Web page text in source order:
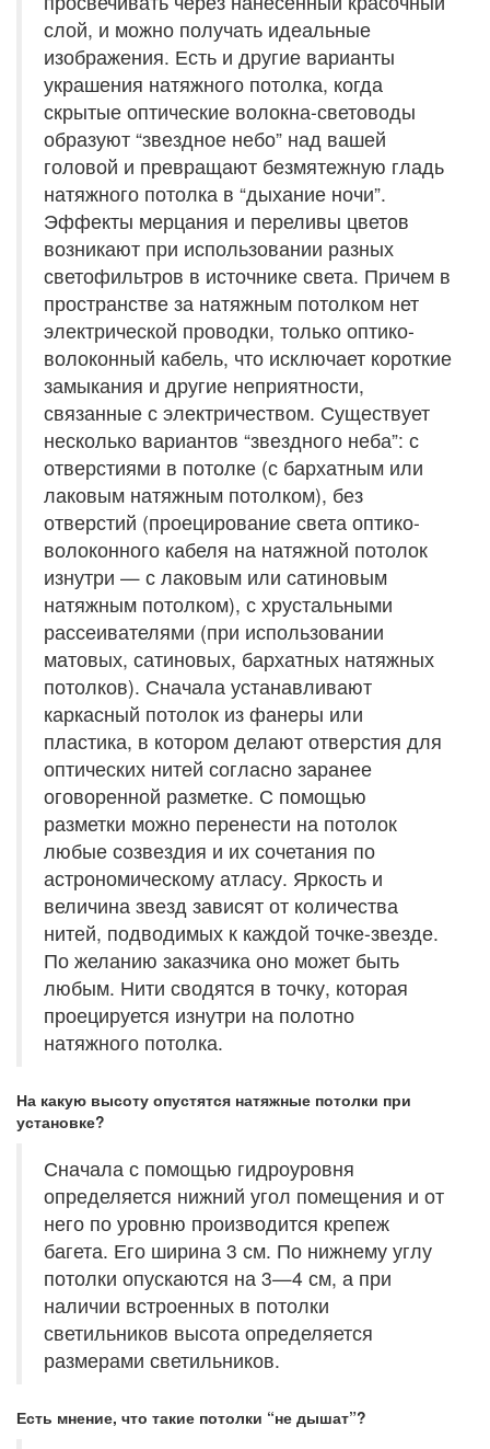
слой, и можно получать идеальные
изображения. Есть и другие варианты
украшения натяжного потолка, когда
скрытые оптические волокна-световоды
образуют “звездное небо” над вашей
головой и превращают безмятежную гладь
натяжного потолка в “дыхание ночи”.
Эффекты мерцания и переливы цветов
возникают при использовании разных
светофильтров в источнике света. Причем в
пространстве за натяжным потолком нет
электрической проводки, только оптико-
волоконный кабель, что исключает короткие
замыкания и другие неприятности,
связанные с электричеством. Существует
несколько вариантов “звездного неба”: с
отверстиями в потолке (с бархатным или
лаковым натяжным потолком), без
отверстий (проецирование света оптико-
волоконного кабеля на натяжной потолок
изнутри — с лаковым или сатиновым
натяжным потолком), с хрустальными
рассеивателями (при использовании
матовых, сатиновых, бархатных натяжных
потолков). Сначала устанавливают
каркасный потолок из фанеры или
пластика, в котором делают отверстия для
оптических нитей согласно заранее
оговоренной разметке. С помощью
разметки можно перенести на потолок
любые созвездия и их сочетания по
астрономическому атласу. Яркость и
величина звезд зависят от количества
нитей, подводимых к каждой точке-звезде.
По желанию заказчика оно может быть
любым. Нити сводятся в точку, которая
проецируется изнутри на полотно
натяжного потолка.
На какую высоту опустятся натяжные потолки при
установке?
Сначала с помощью гидроуровня
определяется нижний угол помещения и от
него по уровню производится крепеж
багета. Его ширина 3 см. По нижнему углу
потолки опускаются на 3—4 см, а при
наличии встроенных в потолки
светильников высота определяется
размерами светильников.
Есть мнение, что такие потолки “не дышат”?